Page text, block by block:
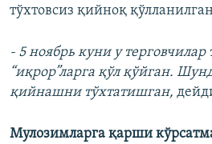
тўхтовсиз қийноқ
- 5 ноябрь куни у терговчилар
“иқрор”ларга қўл қўйган.
қийнашни тўхтатишган,
Мулозимларга қарши